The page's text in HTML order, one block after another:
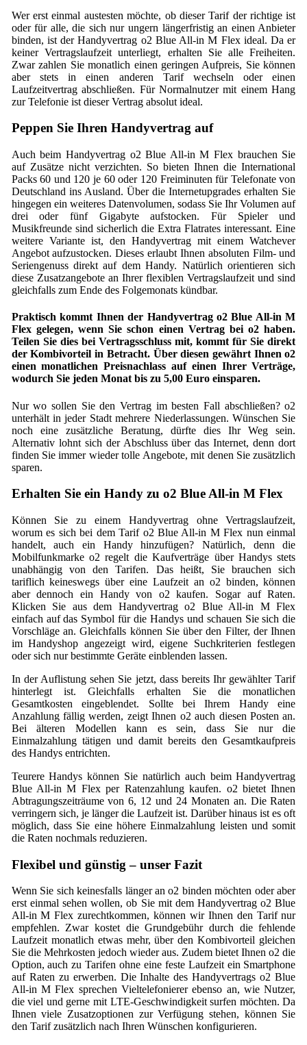
Wer erst einmal austesten möchte, ob dieser Tarif der richtige ist
oder für alle, die sich nur ungern längerfristig an einen Anbieter
binden, ist der Handyvertrag o2 Blue All-in M Flex ideal. Da er
keiner Vertragslaufzeit unterliegt, erhalten Sie alle Freiheiten.
Zwar zahlen Sie monatlich einen geringen Aufpreis, Sie können
aber stets in einen anderen Tarif wechseln oder einen
Laufzeitvertrag abschließen. Für Normalnutzer mit einem Hang
zur Telefonie ist dieser Vertrag absolut ideal.
Peppen Sie Ihren Handyvertrag auf
Auch beim Handyvertrag o2 Blue All-in M Flex brauchen Sie
auf Zusätze nicht verzichten. So bieten Ihnen die International
Packs 60 und 120 je 60 oder 120 Freiminuten für Telefonate von
Deutschland ins Ausland. Über die Internetupgrades erhalten Sie
hingegen ein weiteres Datenvolumen, sodass Sie Ihr Volumen auf
drei oder fünf Gigabyte aufstocken. Für Spieler und
Musikfreunde sind sicherlich die Extra Flatrates interessant. Eine
weitere Variante ist, den Handyvertrag mit einem Watchever
Angebot aufzustocken. Dieses erlaubt Ihnen absoluten Film- und
Seriengenuss direkt auf dem Handy. Natürlich orientieren sich
diese Zusatzangebote an Ihrer flexiblen Vertragslaufzeit und sind
gleichfalls zum Ende des Folgemonats kündbar.
Praktisch kommt Ihnen der Handyvertrag o2 Blue All-in M
Flex gelegen, wenn Sie schon einen Vertrag bei o2 haben.
Teilen Sie dies bei Vertragsschluss mit, kommt für Sie direkt
der Kombivorteil in Betracht. Über diesen gewährt Ihnen o2
einen monatlichen Preisnachlass auf einen Ihrer Verträge,
wodurch Sie jeden Monat bis zu 5,00 Euro einsparen.
Nur wo sollen Sie den Vertrag im besten Fall abschließen? o2
unterhält in jeder Stadt mehrere Niederlassungen. Wünschen Sie
noch eine zusätzliche Beratung, dürfte dies Ihr Weg sein.
Alternativ lohnt sich der Abschluss über das Internet, denn dort
finden Sie immer wieder tolle Angebote, mit denen Sie zusätzlich
sparen.
Erhalten Sie ein Handy zu o2 Blue All-in M Flex
Können Sie zu einem Handyvertrag ohne Vertragslaufzeit,
worum es sich bei dem Tarif o2 Blue All-in M Flex nun einmal
handelt, auch ein Handy hinzufügen? Natürlich, denn die
Mobilfunkmarke o2 regelt die Kaufverträge über Handys stets
unabhängig von den Tarifen. Das heißt, Sie brauchen sich
tariflich keineswegs über eine Laufzeit an o2 binden, können
aber dennoch ein Handy von o2 kaufen. Sogar auf Raten.
Klicken Sie aus dem Handyvertrag o2 Blue All-in M Flex
einfach auf das Symbol für die Handys und schauen Sie sich die
Vorschläge an. Gleichfalls können Sie über den Filter, der Ihnen
im Handyshop angezeigt wird, eigene Suchkriterien festlegen
oder sich nur bestimmte Geräte einblenden lassen.
In der Auflistung sehen Sie jetzt, dass bereits Ihr gewählter Tarif
hinterlegt ist. Gleichfalls erhalten Sie die monatlichen
Gesamtkosten eingeblendet. Sollte bei Ihrem Handy eine
Anzahlung fällig werden, zeigt Ihnen o2 auch diesen Posten an.
Bei älteren Modellen kann es sein, dass Sie nur die
Einmalzahlung tätigen und damit bereits den Gesamtkaufpreis
des Handys entrichten.
Teurere Handys können Sie natürlich auch beim Handyvertrag
Blue All-in M Flex per Ratenzahlung kaufen. o2 bietet Ihnen
Abtragungszeiträume von 6, 12 und 24 Monaten an. Die Raten
verringern sich, je länger die Laufzeit ist. Darüber hinaus ist es oft
möglich, dass Sie eine höhere Einmalzahlung leisten und somit
die Raten nochmals reduzieren.
Flexibel und günstig – unser Fazit
Wenn Sie sich keinesfalls länger an o2 binden möchten oder aber
erst einmal sehen wollen, ob Sie mit dem Handyvertrag o2 Blue
All-in M Flex zurechtkommen, können wir Ihnen den Tarif nur
empfehlen. Zwar kostet die Grundgebühr durch die fehlende
Laufzeit monatlich etwas mehr, über den Kombivorteil gleichen
Sie die Mehrkosten jedoch wieder aus. Zudem bietet Ihnen o2 die
Option, auch zu Tarifen ohne eine feste Laufzeit ein Smartphone
auf Raten zu erwerben. Die Inhalte des Handyvertrags o2 Blue
All-in M Flex sprechen Vieltelefonierer ebenso an, wie Nutzer,
die viel und gerne mit LTE-Geschwindigkeit surfen möchten. Da
Ihnen viele Zusatzoptionen zur Verfügung stehen, können Sie
den Tarif zusätzlich nach Ihren Wünschen konfigurieren.